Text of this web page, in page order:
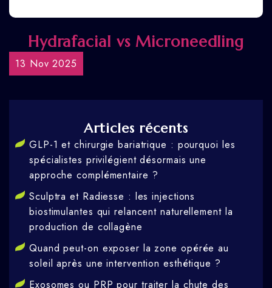
Hydrafacial vs Microneedling
13 Nov 2025
Articles récents
GLP-1 et chirurgie bariatrique : pourquoi les
spécialistes privilégient désormais une
approche complémentaire ?
Sculptra et Radiesse : les injections
biostimulantes qui relancent naturellement la
production de collagène
Quand peut-on exposer la zone opérée au
soleil après une intervention esthétique ?
Exosomes ou PRP pour traiter la chute des